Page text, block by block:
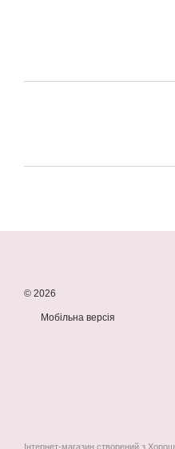
© 2026
Мобільна версія
Інтернет-магазин створений з